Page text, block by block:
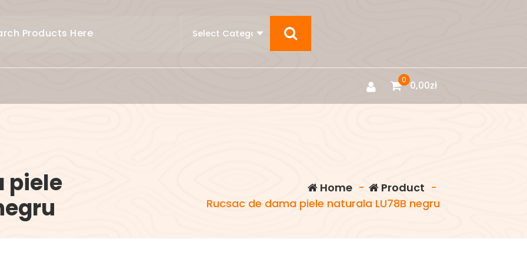
0 0,00zł
piele
Home - Product -
Rucsac de dama piele naturala LU78B negru